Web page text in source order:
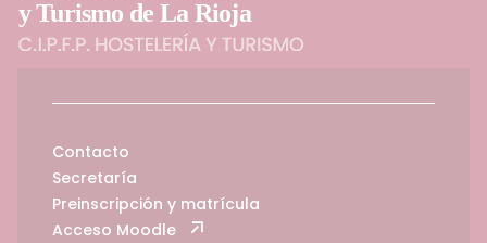
Contacto
Secretaría
Preinscripción y matrícula
Acceso Moodle